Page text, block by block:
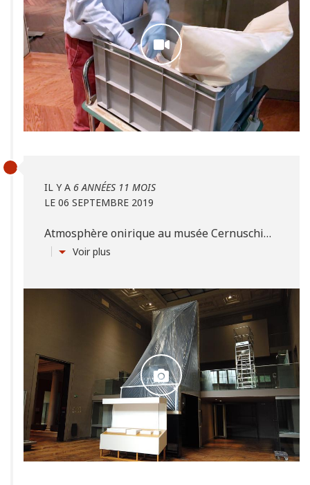
IL Y A 6 ANNÉES 11 MOIS
LE 06 SEPTEMBRE 2019
Atmosphère onirique au musée Cernuschi…
Voir plus